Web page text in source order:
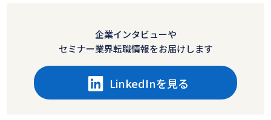
企業インタビューや
セミナー業界転職情報をお届けします
LinkedInを見る